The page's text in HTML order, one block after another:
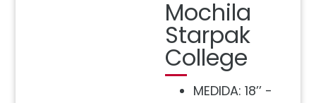
Mochila
Starpak
College
MEDIDA: 18’’ -